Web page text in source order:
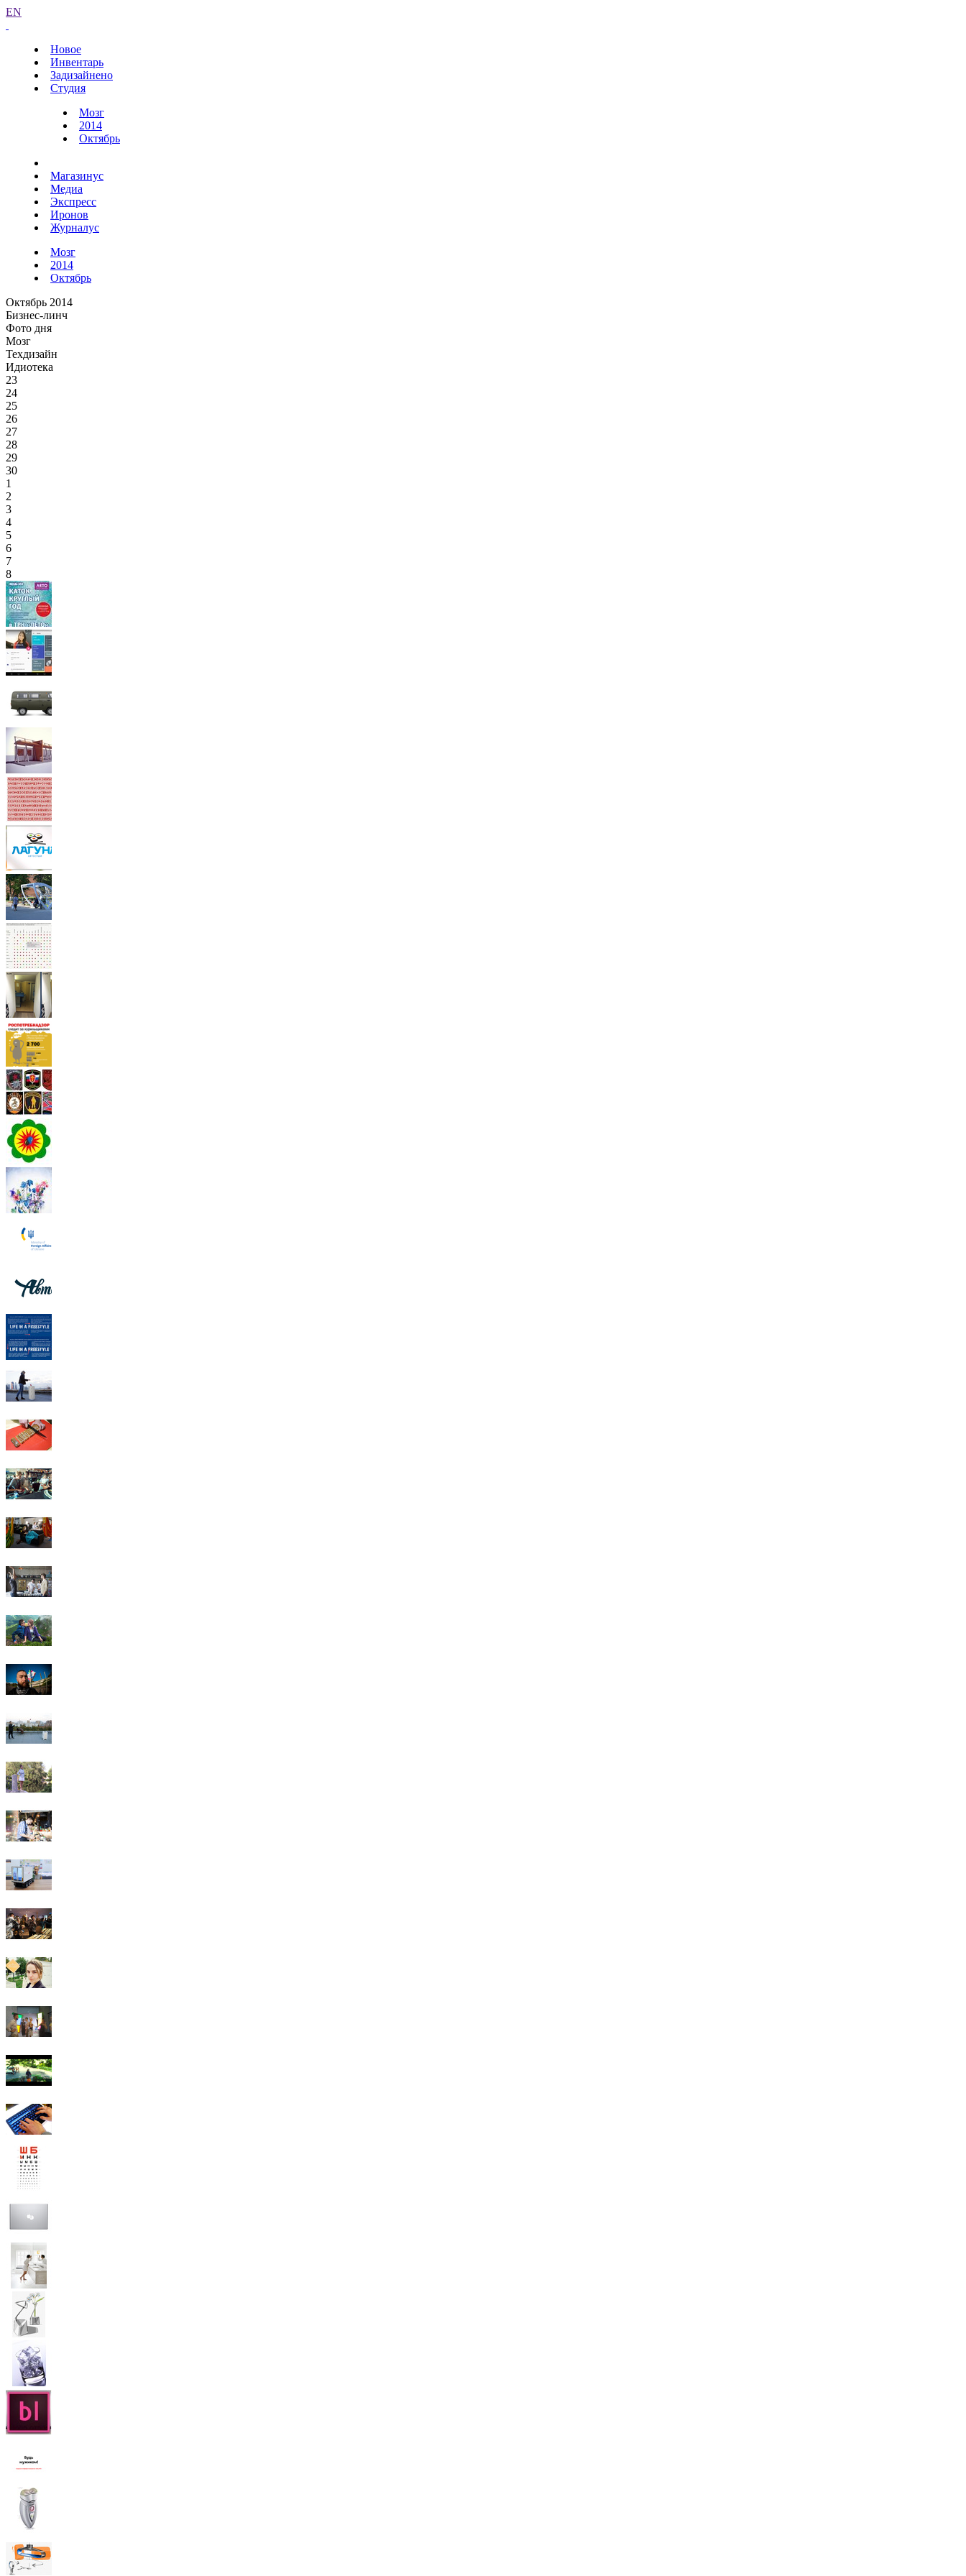
EN
Новое
Инвентарь
Задизайнено
Студия
Мозг
2014
Октябрь
Магазинус
Медиа
Экспресс
Иронов
Журналус
Мозг
2014
Октябрь
Октябрь 2014
Бизнес-линч
Фото дня
Мозг
Техдизайн
Идиотека
23
24
25
26
27
28
29
30
1
2
3
4
5
6
7
8